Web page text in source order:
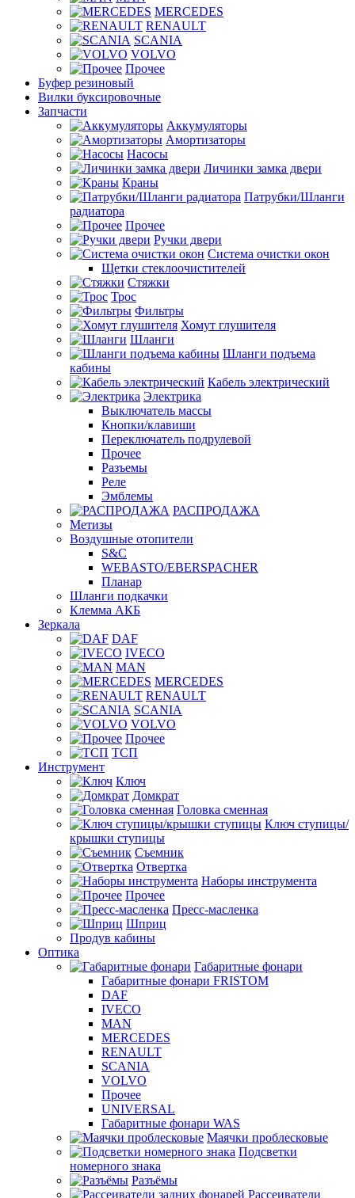
MERCEDES
RENAULT
SCANIA
VOLVO
Прочее
Буфер резиновый
Вилки буксировочные
Запчасти
Аккумуляторы
Амортизаторы
Насосы
Личинки замка двери
Краны
Патрубки/Шланги
радиатора
Прочее
Ручки двери
Система очистки окон
Щетки стеклоочистителей
Стяжки
Трос
Фильтры
Хомут глушителя
Шланги
Шланги подъема
кабины
Кабель электрический
Электрика
Выключатель массы
Кнопки/клавиши
Переключатель подрулевой
Прочее
Разъемы
Реле
Эмблемы
РАСПРОДАЖА
Метизы
Воздушные отопители
S&C
WEBASTO/EBERSPACHER
Планар
Шланги подкачки
Клемма АКБ
Зеркала
DAF
IVECO
MAN
MERCEDES
RENAULT
SCANIA
VOLVO
Прочее
ТСП
Инструмент
Ключ
Домкрат
Головка сменная
Ключ ступицы/
крышки ступицы
Съемник
Отвертка
Наборы инструмента
Прочее
Пресс-масленка
Шприц
Продув кабины
Оптика
Габаритные фонари
Габаритные фонари FRISTOM
DAF
IVECO
MAN
MERCEDES
RENAULT
SCANIA
VOLVO
Прочее
UNIVERSAL
Габаритные фонари WAS
Маячки проблесковые
Подсветки
номерного знака
Разъёмы
Рассеиватели